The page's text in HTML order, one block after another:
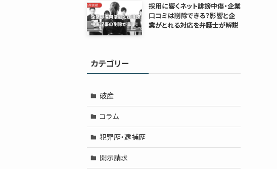
採用に響くネット誹謗中傷・企業
口コミは削除できる？影響と企
業がとれる対応を弁護士が解説
カテゴリー
破産
コラム
犯罪歴・逮捕歴
開示請求